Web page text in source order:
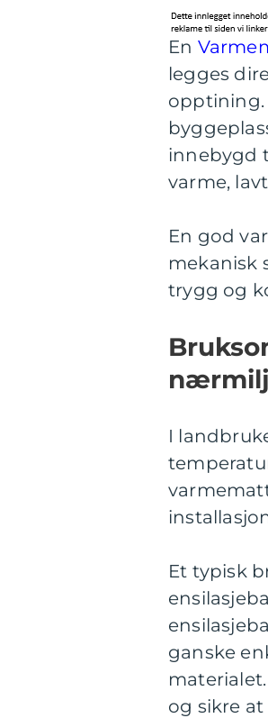
En
legges
opptining.
innebygd
varme,
En god
mekanisk
trygg og
I
Et typisk
ganske
og sikre